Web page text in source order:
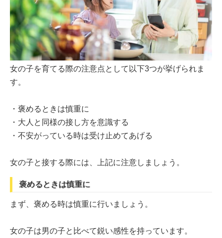
女の子を育てる際の注意点として以下3つが挙げられま
す。
・褒めるときは慎重に
・大人と同様の接し方を意識する
・不安がっている時は受け止めてあげる
女の子と接する際には、上記に注意しましょう。
褒めるときは慎重に
まず、褒める時は慎重に行いましょう。
女の子は男の子と比べて鋭い感性を持っています。